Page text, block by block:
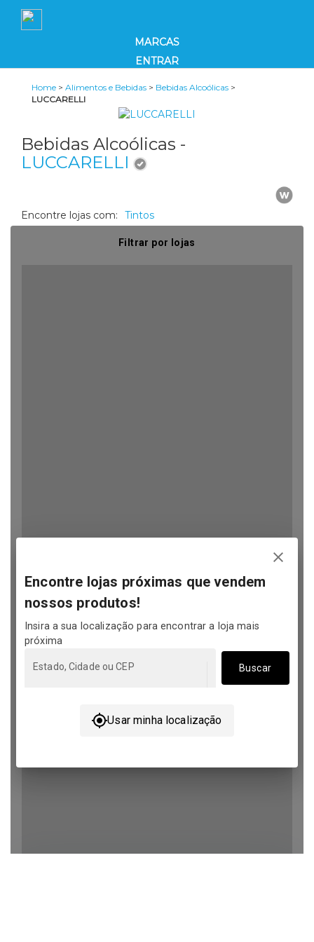
MARCAS
ENTRAR
Home > Alimentos e Bebidas > Bebidas Alcoólicas >
LUCCARELLI
Bebidas Alcoólicas -
LUCCARELLI
Encontre lojas com: Tintos